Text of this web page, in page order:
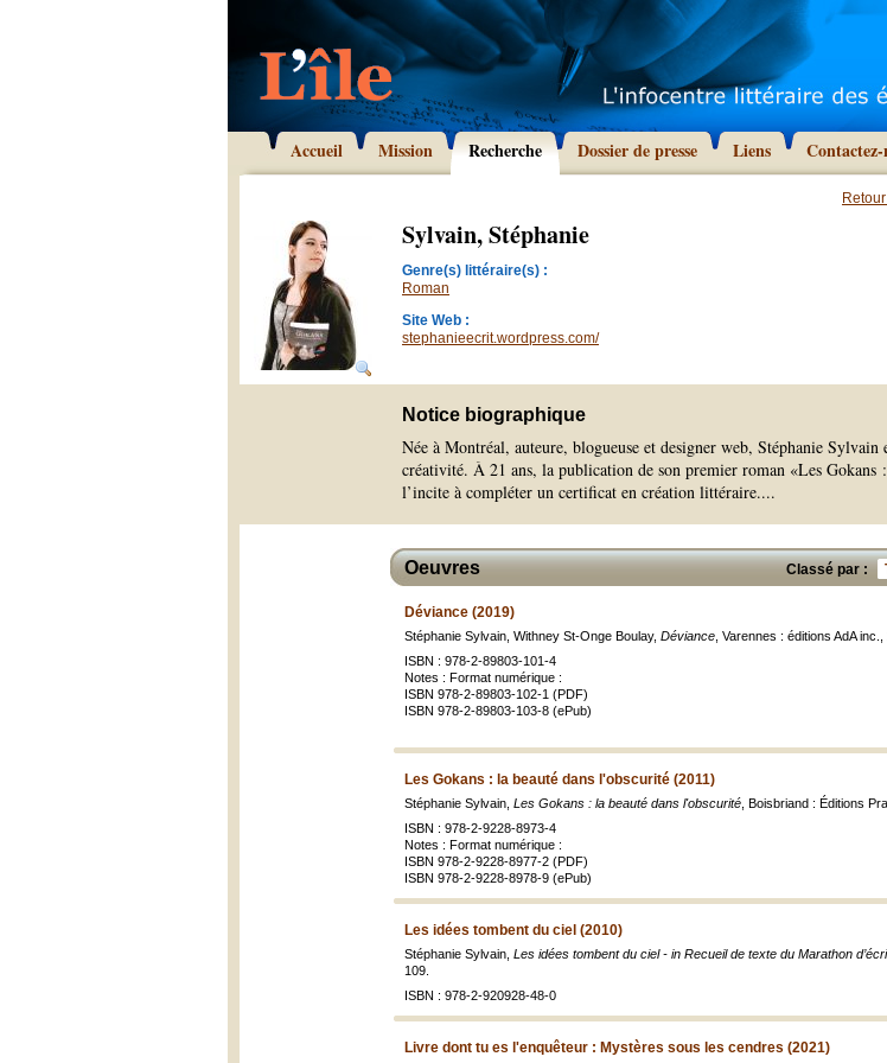
Accueil Mission Recherche Dossier de presse Liens
Sylvain, Stéphanie
Genre(s) littéraire(s) :
Roman
Site Web :
stephanieecrit.wordpress.com/
Notice biographique
Née à Montréal, auteure, blogueuse et designer web, Stéphanie Sylvain
créativité. À 21 ans, la publication de son premier roman «Les Gokans :
l’incite à compléter un certificat en création littéraire....
Classé par :
Oeuvres
Déviance (2019)
Stéphanie Sylvain, Withney St-Onge Boulay, Déviance , Varennes : éditions AdA
ISBN : 978-2-89803-101-4
Notes : Format numérique :
ISBN 978-2-89803-102-1 (PDF)
ISBN 978-2-89803-103-8 (ePub)
Les Gokans : la beauté dans l'obscurité (2011)
Stéphanie Sylvain, Les Gokans : la beauté dans l'obscurité , Boisbriand : Éditions
ISBN : 978-2-9228-8973-4
Notes : Format numérique :
ISBN 978-2-9228-8977-2 (PDF)
ISBN 978-2-9228-8978-9 (ePub)
Les idées tombent du ciel (2010)
Stéphanie Sylvain, Les idées tombent du ciel - in Recueil de texte du Marathon
109.
ISBN : 978-2-920928-48-0
Livre dont tu es l'enquêteur : Mystères sous les cendres (2021)